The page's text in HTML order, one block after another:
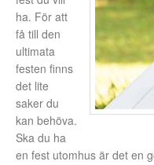
ha. För att
få till den
ultimata
festen finns
det lite
saker du
kan behöva.
Ska du ha
en fest utomhus är det en